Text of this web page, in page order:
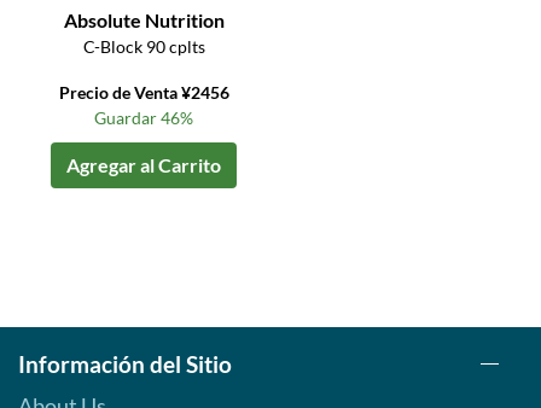
Absolute Nutrition
C-Block 90 cplts
Precio de Venta ¥2456
Guardar 46%
Agregar al Carrito
Información del Sitio